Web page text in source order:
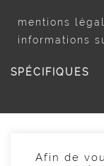
mentions
informations
SPÉCIFIQUES
Afin de